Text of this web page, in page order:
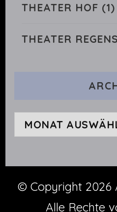
THEATER HOF (1)
THEATER
Archiv
© Copyright 2026
Alle Rechte